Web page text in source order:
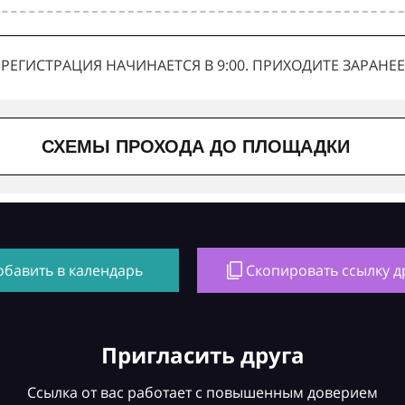
РЕГИСТРАЦИЯ НАЧИНАЕТСЯ В 9:00. ПРИХОДИТЕ ЗАРАНЕЕ
СХЕМЫ ПРОХОДА ДО ПЛОЩАДКИ
в календарь Скопировать ссылку
Пригласить друга
Ссылка от вас работает с повышенным доверием